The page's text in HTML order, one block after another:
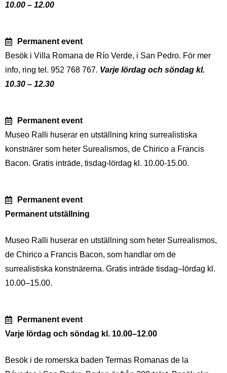
10.00 – 12.00
Permanent event
Besök i Villa Romana de Río Verde, i San Pedro. För mer
info, ring tel. 952 768 767. Varje lördag och söndag kl.
10.30 – 12.30
Permanent event
Museo Ralli huserar en utställning kring surrealistiska
konstnärer som heter Surealismos, de Chirico a Francis
Bacon. Gratis inträde, tisdag-lördag kl. 10.00-15.00.
Permanent event
Permanent utställning
Museo Ralli huserar en utställning som heter Surrealismos,
de Chirico a Francis Bacon, som handlar om de
surrealistiska konstnärerna. Gratis inträde tisdag–lördag kl.
10.00–15.00.
Permanent event
Varje lördag och söndag kl. 10.00–12.00
Besök i de romerska baden Termas Romanas de la